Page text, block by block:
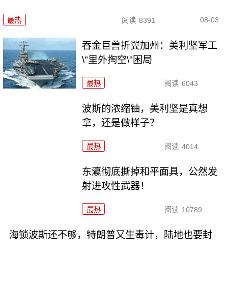
最热 阅读 8391 08-03
吞金巨兽折翼加州：美利坚军工
\"里外掏空\"困局
最热 阅读 6043
波斯的浓缩铀，美利坚是真想
拿，还是做样子？
最热 阅读 4014
东瀛彻底撕掉和平面具，公然发
射进攻性武器！
最热 阅读 10789
海锁波斯还不够，特朗普又生毒计，陆地也要封